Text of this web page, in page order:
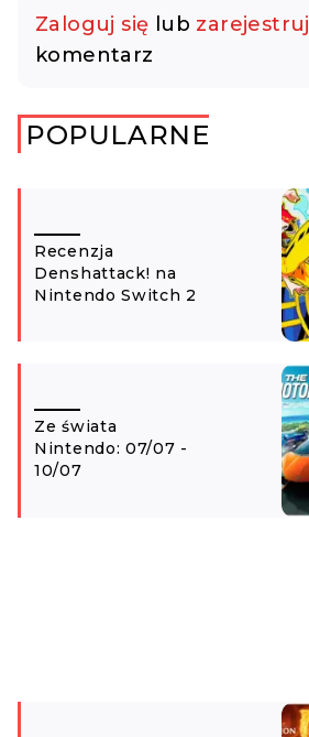
Zaloguj się lub zarejestruj
komentarz
POPULARNE
Recenzja
Denshattack! na
Nintendo Switch 2
Ze świata
Nintendo: 07/07 -
10/07